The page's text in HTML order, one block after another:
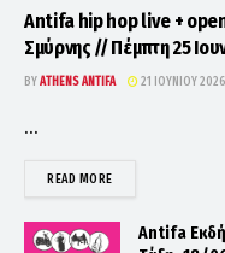
Antifa hip hop live +
Σμύρνης // Πέμπτη 25
BYATHENS ANTIFA 21 ΙΟΥΝΊΟΥ 2026
...
READ MOREDETAILS
Antifa